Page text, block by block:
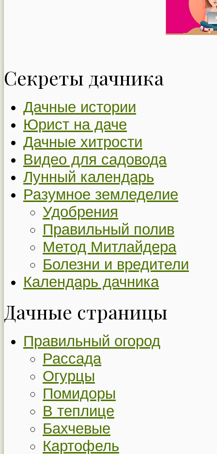
Секреты дачника
Дачные истории
Юрист на даче
Дачные хитрости
Видео для садовода
Лунный календарь
Разумное земледелие
Удобрения
Правильный полив
Метод Митлайдера
Болезни и вредители
Календарь дачника
Дачные страницы
Правильный огород
Рассада
Огурцы
Помидоры
В теплице
Бахчевые
Картофель